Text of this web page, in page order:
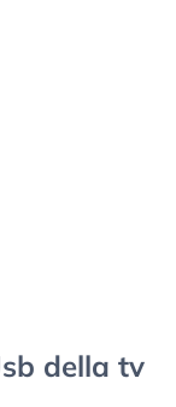
della tv